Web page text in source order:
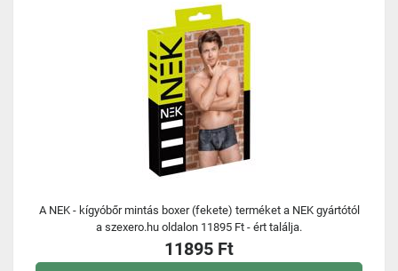
A NEK - kígyóbőr mintás boxer (fekete) terméket a NEK gyártótól
a szexero.hu oldalon 11895 Ft - ért találja.
11895 Ft